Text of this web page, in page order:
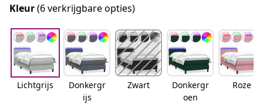
Kleur(6 verkrijgbare opties)
Lichtgrijs
Donkergr
ijs
Zwart
Donkergr
oen
Roze